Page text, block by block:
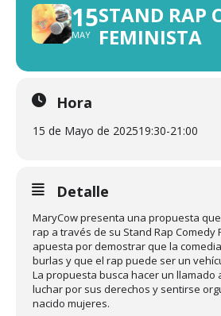
15
MAY
STAND RAP
FEMINISTA
Hora
15 de Mayo de 202519:30-21:00
Detalle
MaryCow presenta una propuesta
rap a través de su Stand Rap Comedy
apuesta por demostrar que la
burlas y que el rap puede ser un
La propuesta busca hacer un llamado
luchar por sus derechos y sentirse
nacido mujeres.